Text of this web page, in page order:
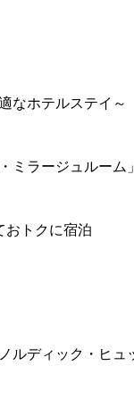
なホテルステイ～
ミラージュルーム
おトクに宿泊
ルディック・ヒュ